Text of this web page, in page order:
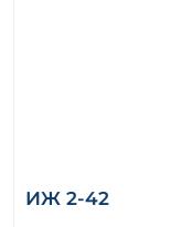
ИЖ 2-42